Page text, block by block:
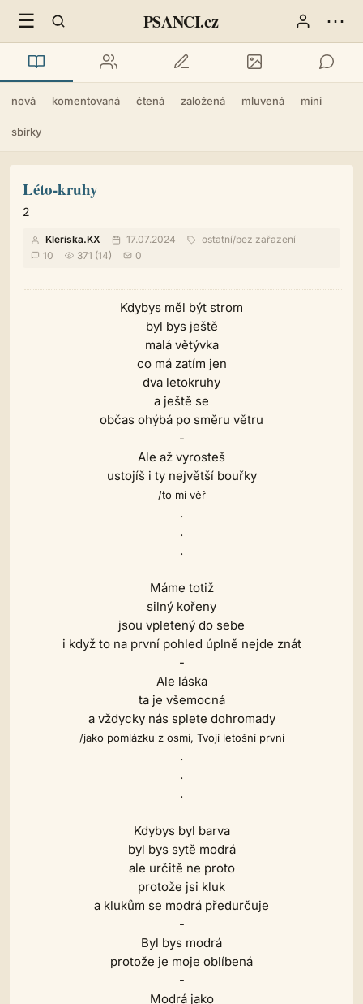
☰ PSANCI.cz ⋯
nová komentovaná čtená založená mluvená mini
sbírky
Léto-kruhy
2
Kleriska.KX 17.07.2024 ostatní/bez zařazení
10
371 (14) 0
Kdybys měl být strom
byl bys ještě
malá větývka
co má zatím jen
dva letokruhy
a ještě se
občas ohýbá po směru větru
-
Ale až vyrosteš
ustojíš i ty největší bouřky
/to mi věř
.
.
.
Máme totiž
silný kořeny
jsou vpletený do sebe
i když to na první pohled úplně nejde znát
-
Ale láska
ta je všemocná
a vždycky nás splete dohromady
/jako pomlázku z osmi, Tvojí letošní první
.
.
.
Kdybys byl barva
byl bys sytě modrá
ale určitě ne proto
protože jsi kluk
a klukům se modrá předurčuje
-
Byl bys modrá
protože je moje oblíbená
-
Modrá jako